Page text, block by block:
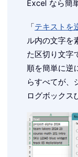
Excel なら簡
「テキストを
ル内の文字を
た区切り文字
順を簡単に逆
らすべてが、
ログボックス